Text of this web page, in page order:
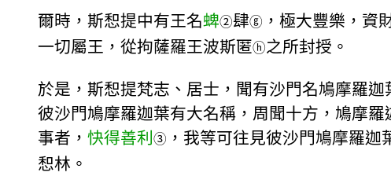
爾時，斯惒提中有王名蜱②肆ⓖ ，極大豐樂，資
一切屬王，從拘薩羅王波斯匿ⓗ之所封授。
於是，斯惒提梵志、居士，聞有沙門名鳩摩羅
彼沙門鳩摩羅迦葉有大名稱，周聞十方，鳩摩
事者， 快得善利 ③ ，我等可往見彼沙門鳩摩羅
惒林。